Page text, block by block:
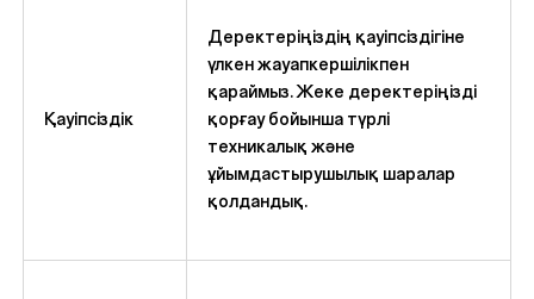
Қауіпсіздік
Деректеріңіздің қауіпсіздігіне
үлкен жауапкершілікпен
қараймыз. Жеке деректеріңізді
қорғау бойынша түрлі
техникалық және
ұйымдастырушылық шаралар
қолдандық.